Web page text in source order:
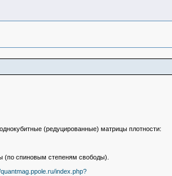
(редуцированные) матрицы плотности:
(по спиновым степеням свободы).
index.php?